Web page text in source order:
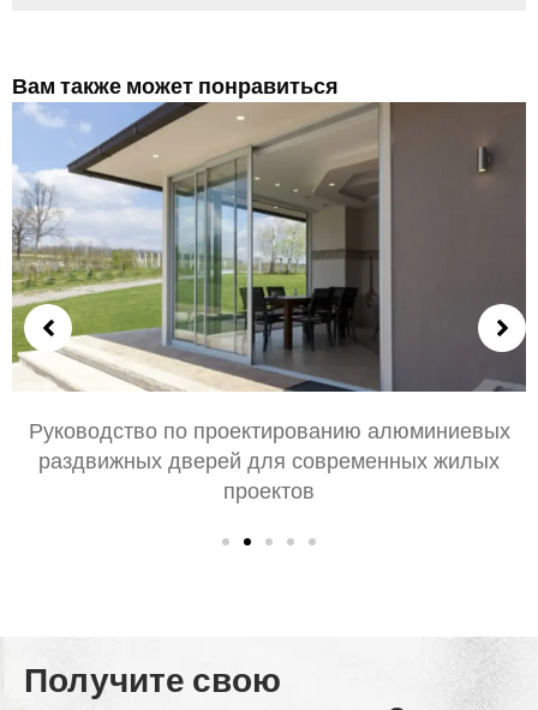
Вам также может понравиться
Выбор алюминиевых дверей для спальни и
гостиной: Комфорт, Стиль, и конфиденциальность
алюминиевую дверь &